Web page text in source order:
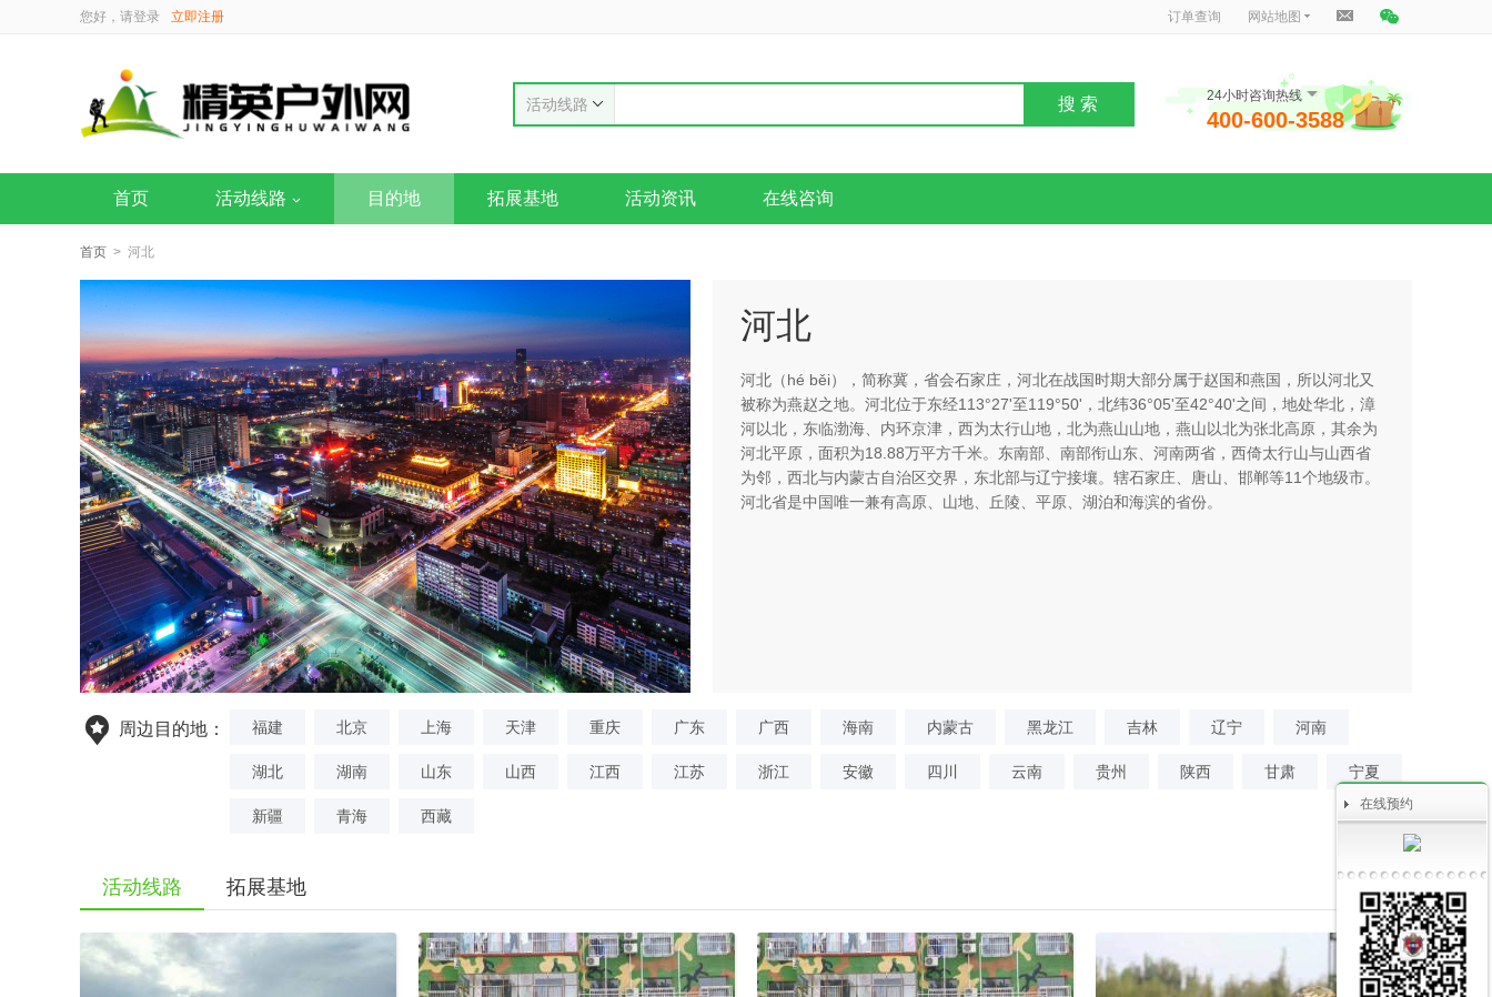
您好，请登录 立即注册 订单查询 网站地图
活动线路 搜 索 24小时咨询热线
400-600-3588
首页 活动线路 目的地 拓展基地 活动资讯 在线咨询
首页 > 河北
河北
河北（hé běi），简称冀，省会石家庄，河北在战国时期大部分属于赵国和燕国，所以河北又
被称为燕赵之地。河北位于东经113°27'至119°50'，北纬36°05'至42°40'之间，地处华北，漳
河以北，东临渤海、内环京津，西为太行山地，北为燕山山地，燕山以北为张北高原，其余为
河北平原，面积为18.88万平方千米。东南部、南部衔山东、河南两省，西倚太行山与山西省
为邻，西北与内蒙古自治区交界，东北部与辽宁接壤。辖石家庄、唐山、邯郸等11个地级市。
河北省是中国唯一兼有高原、山地、丘陵、平原、湖泊和海滨的省份。
周边目的地： 福建 北京 上海 天津 重庆 广东 广西 海南 内蒙古 黑龙江 吉林 辽宁 河南
湖北 湖南 山东 山西 江西 江苏 浙江 安徽 四川 云南 贵州 陕西 甘肃 宁夏
新疆 青海 西藏
活动线路 拓展基地
在线预约